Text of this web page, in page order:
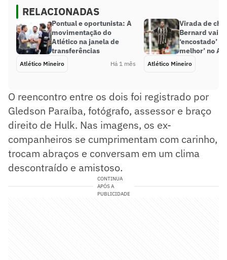
RELACIONADAS
Pontual e oportunista: A
movimentação do
Atlético na janela de
transferências
Atlético Mineiro Há 1 mês
Virada de
Bernard vai
‘encostado’
melhor’ no
Atlético Mineiro
O reencontro entre os dois foi registrado por
Gledson Paraíba, fotógrafo, assessor e braço
direito de Hulk. Nas imagens, os ex-
companheiros se cumprimentam com carinho,
trocam abraços e conversam em um clima
descontraído e amistoso.
CONTINUA
APÓS A
PUBLICIDADE